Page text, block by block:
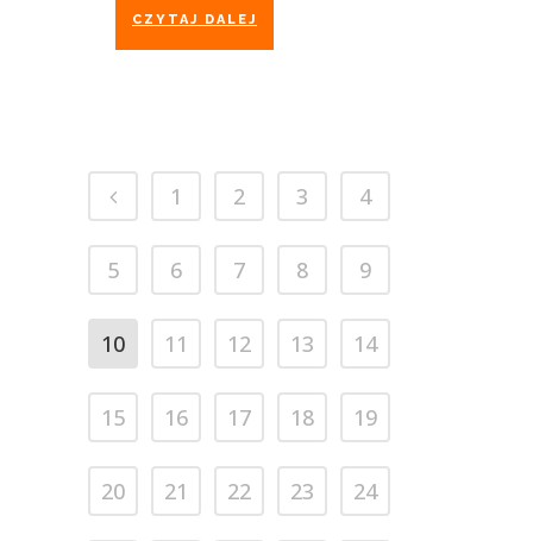
CZYTAJ DALEJ
1 2 3 4
5 6 7 8 9
10 11 12 13 14
15 16 17 18 19
20 21 22 23 24